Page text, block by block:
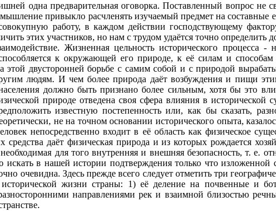
одна предварительная оговорка. Поставленный вопрос не
привыкло расчленять изучаемый предмет на составные
работу, в каждом действии господствующему
этих участников, но нам с трудом удаётся точно определить
Жизненная цельность исторического процесса -
к окружающей его природе, к её силам и
двусторонней борьбе с самим собой и с природой
людям. И чем более природа даёт возбуждения и пищи
должно быть признано более сильным, хотя бы это
природе отведена своя сфера влияния в исторической
известную постепенность или, как бы сказать,
не на точном основании исторического опыта,
непосредственно входит в её область как физическое
средства даёт физическая природа и из которых рождается
необходимая для того внутренняя и внешняя безопасность, т.
в нашей истории подтверждения только что изложенной
очевидна. Здесь прежде всего следует отметить три
исторической жизни страны: 1) её деление на почвенные и
направлениями рек и взаимной близостью